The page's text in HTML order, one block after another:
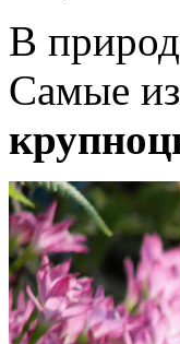
В
Самые